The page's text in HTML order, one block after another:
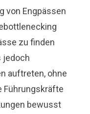
von Engpässen
zu finden
jedoch
auftreten, ohne
Führungskräfte
bewusst